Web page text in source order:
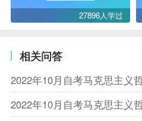
27896人学过
相关问答
2022年10月自考马克思主义
2022年10月自考马克思主义